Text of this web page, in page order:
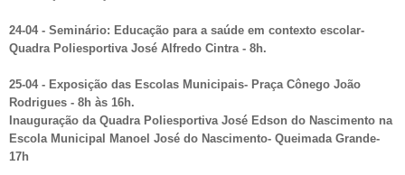
24-04 - Seminário: Educação para a saúde em contexto escolar-
Quadra Poliesportiva José Alfredo Cintra - 8h.
25-04 - Exposição das Escolas Municipais- Praça Cônego João
Rodrigues - 8h às 16h.
Inauguração da Quadra Poliesportiva José Edson do Nascimento na
Escola Municipal Manoel José do Nascimento- Queimada Grande-
17h